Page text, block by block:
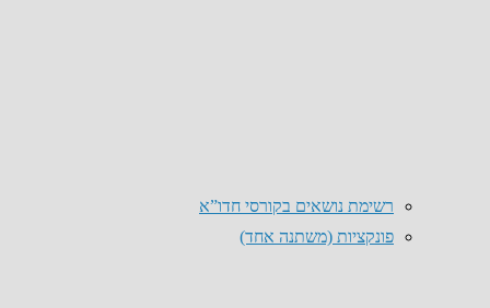
רשימת נושאים בקורסי חדו”א
פונקציות (משתנה אחד)